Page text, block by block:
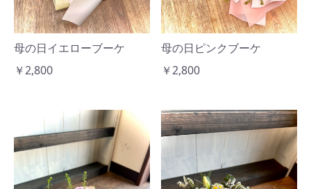
母の日イエローブーケ
￥2,800
母の日ピンクブーケ
￥2,800